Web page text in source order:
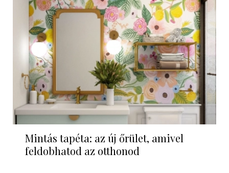
Mintás tapéta: az új őrület, amivel
feldobhatod az otthonod